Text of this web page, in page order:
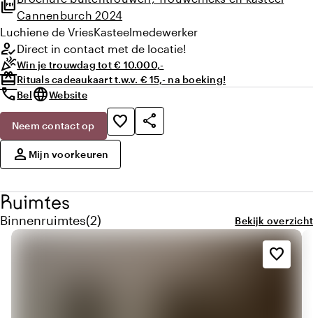
picture_as_pdfCannenburch 2024
Luchiene de VriesKasteelmedewerker
how_to_regDirect in contact met de locatie!
celebrationWin je trouwdag tot € 10.000,-
redeemRituals cadeaukaart t.w.v. € 15,- na boeking!
callBellanguageWebsite
Neem contact op favorite_border
share
person Mijn voorkeuren
Ruimtes
Binnenruimtes
Aantal binnenruimtes: 2
(2) Bekijk overzicht
favorite_border